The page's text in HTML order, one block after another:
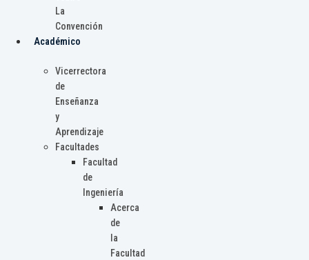
La
Convención
Académico
Vicerrectora
de
Enseñanza
y
Aprendizaje
Facultades
Facultad
de
Ingeniería
Acerca
de
la
Facultad